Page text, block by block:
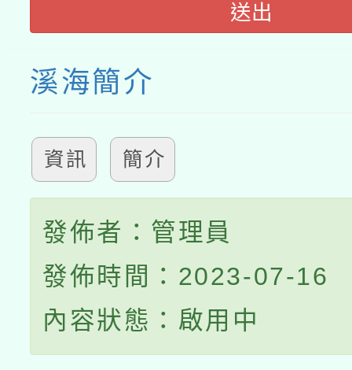
送出
溪海簡介
資訊 簡介
發佈者：管理員
發佈時間：2023-07-16
內容狀態：啟用中